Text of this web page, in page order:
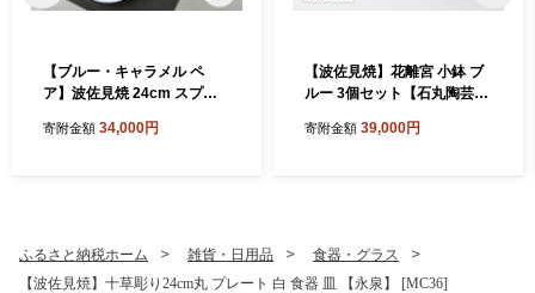
【ブルー・キャラメル ペ
ア】波佐見焼 24cm スプレ
55]
寄附金額 34,000円
【波佐見焼】花離宮 小鉢 ブ
ルー 3個セット【石丸陶芸】
寄附金額 39,000円
ふるさと納税ホーム 雑貨・日用品
食器・グラス
【波佐見焼】十草彫り24cm丸 プレート 白 食器 皿 【永泉】 [MC36]